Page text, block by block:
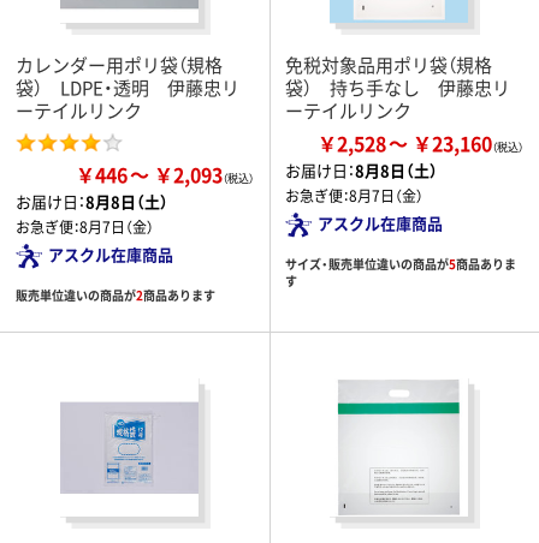
カレンダー用ポリ袋（規格
袋） LDPE・透明 伊藤忠リ
ーテイルリンク
￥446 ￥2,093
お届け日：8月8日（土）
お急ぎ便：8月7日（金）
アスクル在庫商品
販売単位違いの商品が2商品あります
免税対象品用ポリ袋（規格
袋） 持ち手なし 伊藤忠リ
ーテイルリンク
￥2,528 ￥23,160
お届け日：8月8日（土）
お急ぎ便：8月7日（金）
アスクル在庫商品
サイズ・販売単位違いの商品が5商品ありま
す